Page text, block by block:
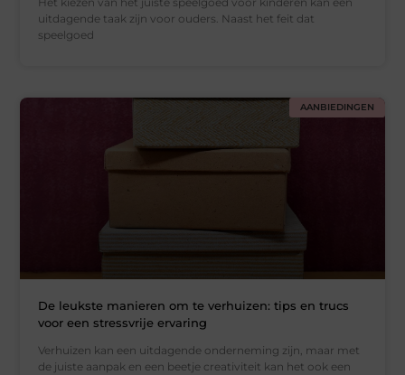
uitdagende taak zijn voor ouders. Naast het feit dat
speelgoed
AANBIEDINGEN
De leukste manieren om te verhuizen: tips en trucs
voor een stressvrije ervaring
Verhuizen kan een uitdagende onderneming zijn, maar met
de juiste aanpak en een beetje creativiteit kan het ook een